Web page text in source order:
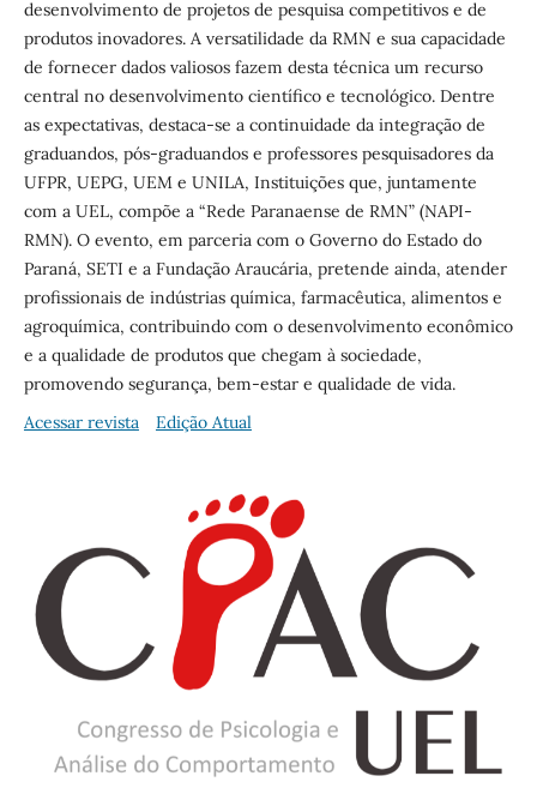
desenvolvimento de projetos de pesquisa competitivos e de
produtos inovadores. A versatilidade da RMN e sua capacidade
de fornecer dados valiosos fazem desta técnica um recurso
central no desenvolvimento científico e tecnológico. Dentre
as expectativas, destaca-se a continuidade da integração de
graduandos, pós-graduandos e professores pesquisadores da
UFPR, UEPG, UEM e UNILA, Instituições que, juntamente
com a UEL, compõe a “Rede Paranaense de RMN” (NAPI-
RMN). O evento, em parceria com o Governo do Estado do
Paraná, SETI e a Fundação Araucária, pretende ainda, atender
profissionais de indústrias química, farmacêutica, alimentos e
agroquímica, contribuindo com o desenvolvimento econômico
e a qualidade de produtos que chegam à sociedade,
promovendo segurança, bem-estar e qualidade de vida.
Acessar revista
Edição Atual